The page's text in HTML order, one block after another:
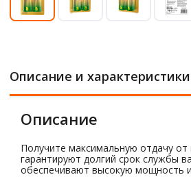
Описание и характеристики
Описание
Получите максимальную отдачу
гарантируют долгий срок службы
обеспечивают высокую мощность